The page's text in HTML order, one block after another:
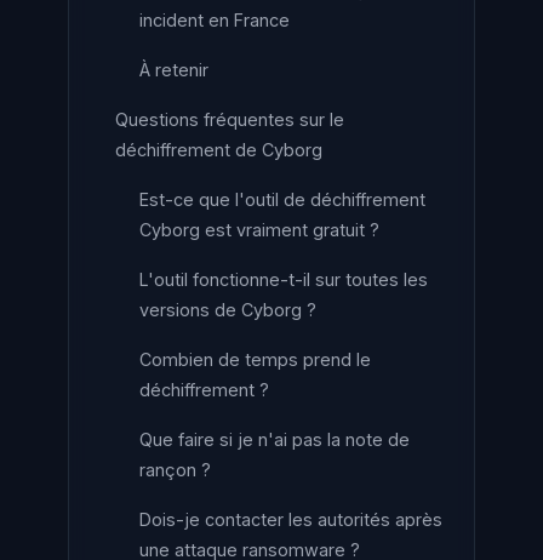
incident en France
À retenir
Questions fréquentes sur le
déchiffrement de Cyborg
Est-ce que l'outil de déchiffrement
Cyborg est vraiment gratuit ?
L'outil fonctionne-t-il sur toutes les
versions de Cyborg ?
Combien de temps prend le
déchiffrement ?
Que faire si je n'ai pas la note de
rançon ?
Dois-je contacter les autorités après
une attaque ransomware ?